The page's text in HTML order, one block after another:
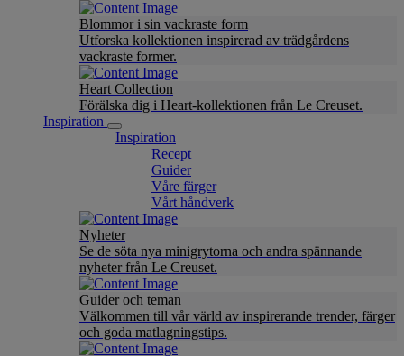
Blommor i sin vackraste form
Utforska kollektionen inspirerad av trädgårdens
vackraste former.
Heart Collection
Förälska dig i Heart-kollektionen från Le Creuset.
Inspiration
Inspiration
Recept
Guider
Våre färger
Vårt håndverk
Nyheter
Se de söta nya minigrytorna och andra spännande
nyheter från Le Creuset.
Guider och teman
Välkommen till vår värld av inspirerande trender, färger
och goda matlagningstips.